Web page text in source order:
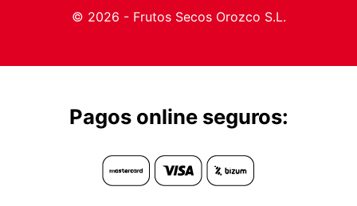
© 2026 - Frutos Secos Orozco S.L.
Pagos online seguros: